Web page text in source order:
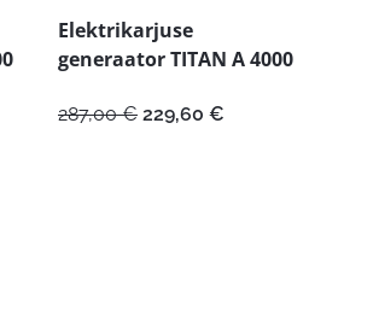
Elektrikarjuse
generaator TITAN A 4000
287,00€ Algne
229,60 €